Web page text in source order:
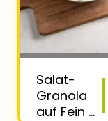
Salat-
Granola
auf Fein &